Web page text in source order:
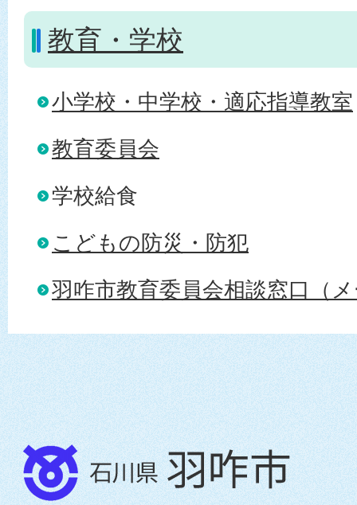
教育・学校
小学校・中学校・適応指導教室
教育委員会
学校給食
こどもの防災・防犯
羽咋市教育委員会相談窓口（